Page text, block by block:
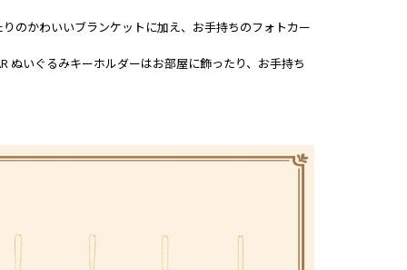
のかわいいブランケットに加え、お手持ちのフォトカー
ぬいぐるみキーホルダーはお部屋に飾ったり、お手持ち